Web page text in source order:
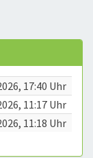
17:40 Uhr
11:17 Uhr
11:18 Uhr